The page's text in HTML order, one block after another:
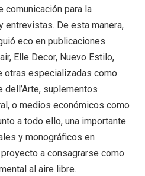
comunicación para la
entrevistas. De esta manera,
eco en publicaciones
Elle Decor, Nuevo Estilo,
otras especializadas como
dell’Arte, suplementos
o medios económicos como
a todo ello, una importante
y monográficos en
a consagrarse como
al aire libre.